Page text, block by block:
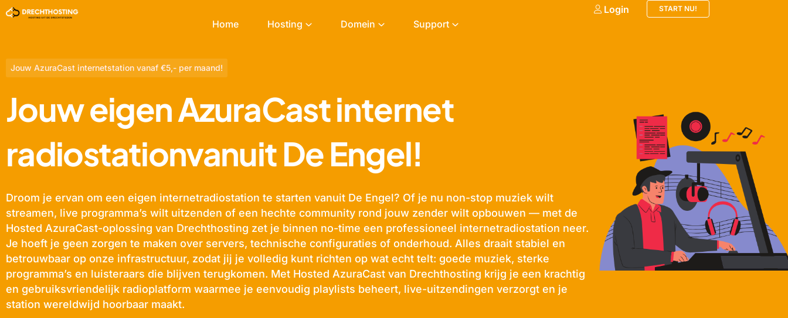
Home Hosting Domein Support
Login START NU!
Jouw AzuraCast internetstation vanaf €5,- per maand!
Jouw eigen AzuraCast internet
radiostationvanuit De Engel!
Droom je ervan om een eigen internetradiostation te starten vanuit De Engel? Of je nu non-stop muziek wilt
streamen, live programma’s wilt uitzenden of een hechte community rond jouw zender wilt opbouwen — met de
Hosted AzuraCast-oplossing van Drechthosting zet je binnen no-time een professioneel internetradiostation neer.
Je hoeft je geen zorgen te maken over servers, technische configuraties of onderhoud. Alles draait stabiel en
betrouwbaar op onze infrastructuur, zodat jij je volledig kunt richten op wat echt telt: goede muziek, sterke
programma’s en luisteraars die blijven terugkomen. Met Hosted AzuraCast van Drechthosting krijg je een krachtig
en gebruiksvriendelijk radioplatform waarmee je eenvoudig playlists beheert, live-uitzendingen verzorgt en je
station wereldwijd hoorbaar maakt.